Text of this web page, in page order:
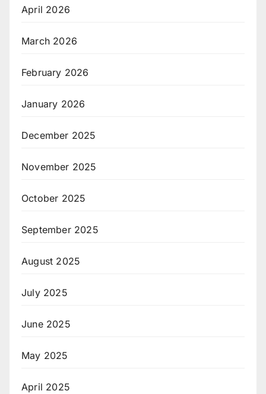
April 2026
March 2026
February 2026
January 2026
December 2025
November 2025
October 2025
September 2025
August 2025
July 2025
June 2025
May 2025
April 2025